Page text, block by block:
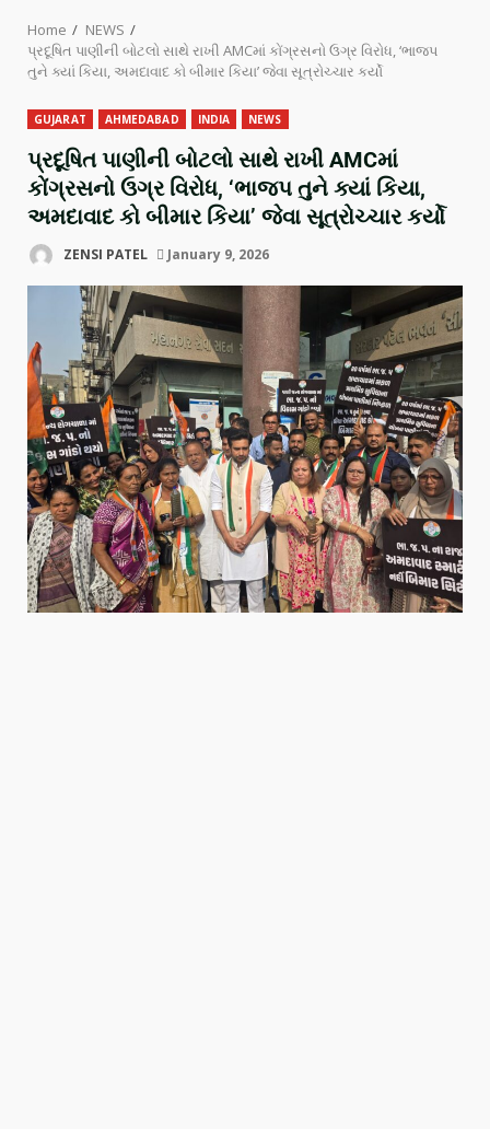
Home
NEWS
પ્રદૂષિત પાણીની બોટલો સાથે રાખી AMCમાં કોંગ્રસનો ઉગ્ર વિરોધ, ‘ભાજપ
તુને ક્યાં કિયા, અમદાવાદ કો બીમાર કિયા’ જેવા સૂત્રોચ્ચાર કર્યો
GUJARAT AHMEDABAD INDIA NEWS
પ્રદૂષિત પાણીની બોટલો સાથે રાખી AMCમાં
કોંગ્રસનો ઉગ્ર વિરોધ, ‘ભાજપ તુને ક્યાં કિયા,
અમદાવાદ કો બીમાર કિયા’ જેવા સૂત્રોચ્ચાર કર્યો
ZENSI PATEL January 9, 2026